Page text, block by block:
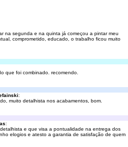
na segunda e na quinta já começou a pintar meu
comprometido, educado, o trabalho ficou muito
que foi combinado. recomendo.
:
muito detalhista nos acabamentos, bom.
:
e que visa a pontualidade na entrega dos
elogios e atesto a garantia de satisfação de quem